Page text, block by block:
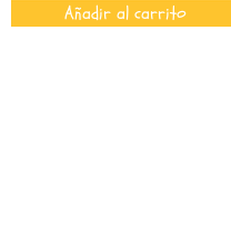
Añadir al carrito